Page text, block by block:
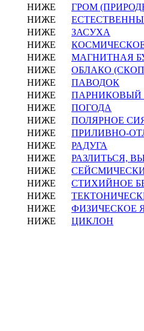
НИЖЕ
ГРОМ
НИЖЕ
НИЖЕ
ЗАСУХА
НИЖЕ
НИЖЕ
МАГНИТНАЯ
НИЖЕ
ОБЛАКО
НИЖЕ
ПАВОДОК
НИЖЕ
ПАРНИКОВЫЙ
НИЖЕ
ПОГОДА
НИЖЕ
ПОЛЯРНОЕ
НИЖЕ
ПРИЛИВНО-
НИЖЕ
РАДУГА
НИЖЕ
РАЗЛИТЬСЯ,
НИЖЕ
НИЖЕ
СТИХИЙНОЕ
НИЖЕ
НИЖЕ
ФИЗИЧЕСКОЕ
НИЖЕ
ЦИКЛОН